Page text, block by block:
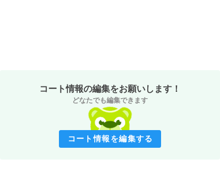
コート情報の編集をお願いします！
どなたでも編集できます
コート情報を編集する